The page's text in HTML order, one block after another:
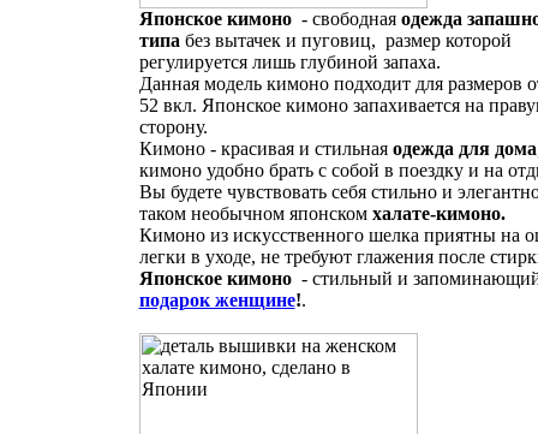
Японское кимоно - свободная одежда
типа без вытачек и пуговиц, размер которой
регулируется лишь глубиной запаха.
Данная модель кимоно подходит для размеров
52 вкл. Японское кимоно запахивается на
сторону.
Кимоно - красивая и стильная одежда для дома
кимоно удобно брать с собой в поездку и на
Вы будете чувствовать себя стильно и
таком необычном японскомхалате-кимоно.
Кимоно из искусственного шелка приятны на
легки в уходе, не требуют глажения после
Японское кимоно- стильный и
подарок женщине!.